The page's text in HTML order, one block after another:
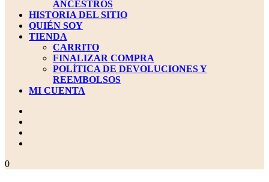
ANCESTROS
HISTORIA DEL SITIO
QUIÉN SOY
TIENDA
CARRITO
FINALIZAR COMPRA
POLÍTICA DE DEVOLUCIONES Y
REEMBOLSOS
MI CUENTA
BOTÓN
CIERRE
carrito
0